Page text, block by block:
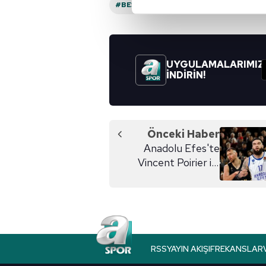
amacıyla kullanılmaktadır.
reklam/pazarlama
6698 sayılı Kişisel Verilerin
mevzuata uygun olarak
#BEŞIKTAŞ
UYGULAMALARIMIZI
İNDİRİN!
Önceki Haber
Anadolu Efes'te
Vincent Poirier ile
RSSYAYIN AKIŞIFREKANSLAR